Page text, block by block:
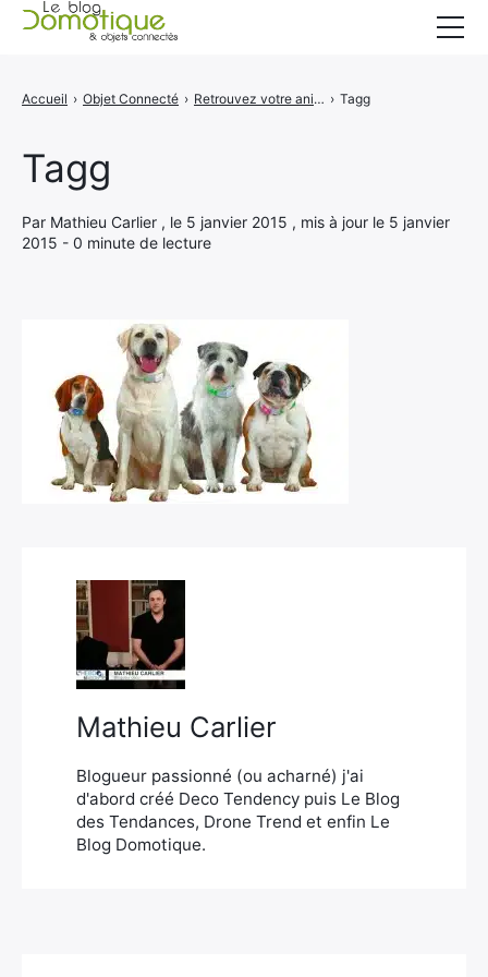
Tagg
Par Mathieu Carlier , le 5 janvier 2015 , mis à jour le 5 janvier
2015 - 0 minute de lecture
Accueil › Objet Connecté › Retrouvez votre animal avec Tagg › Tagg
Mathieu Carlier
Blogueur passionné (ou acharné) j'ai
d'abord créé Deco Tendency puis Le Blog
des Tendances, Drone Trend et enfin Le
Blog Domotique.
A propos
CONTACT
Rechercher